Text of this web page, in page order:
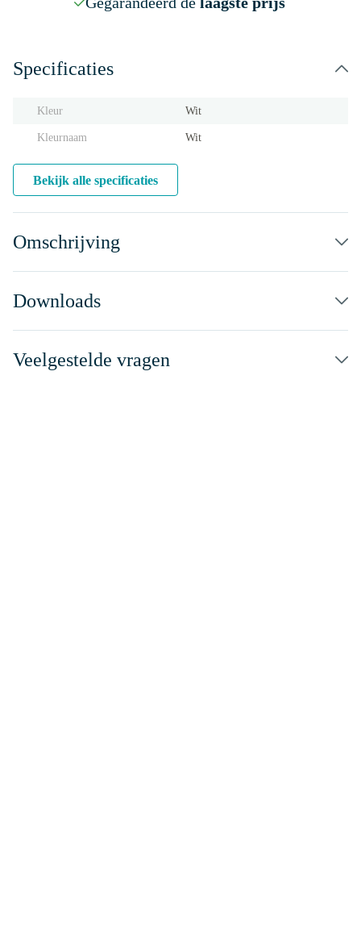
Specificaties
Kleur Wit
Kleurnaam Wit
Bekijk alle specificaties
Omschrijving
Downloads
Veelgestelde vragen